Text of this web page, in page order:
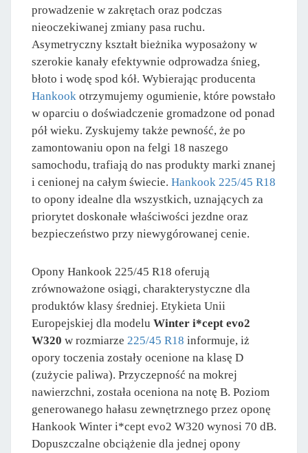
prowadzenie w zakrętach oraz podczas
nieoczekiwanej zmiany pasa ruchu.
Asymetryczny kształt bieżnika wyposażony w
szerokie kanały efektywnie odprowadza śnieg,
błoto i wodę spod kół. Wybierając producenta
Hankook otrzymujemy ogumienie, które powstało
w oparciu o doświadczenie gromadzone od ponad
pół wieku. Zyskujemy także pewność, że po
zamontowaniu opon na felgi 18 naszego
samochodu, trafiają do nas produkty marki znanej
i cenionej na całym świecie. Hankook 225/45 R18
to opony idealne dla wszystkich, uznających za
priorytet doskonałe właściwości jezdne oraz
bezpieczeństwo przy niewygórowanej cenie.
Opony Hankook 225/45 R18 oferują
zrównoważone osiągi, charakterystyczne dla
produktów klasy średniej. Etykieta Unii
Europejskiej dla modelu Winter i*cept evo2
W320 w rozmiarze 225/45 R18 informuje, iż
opory toczenia zostały ocenione na klasę D
(zużycie paliwa). Przyczepność na mokrej
nawierzchni, została oceniona na notę B. Poziom
generowanego hałasu zewnętrznego przez oponę
Hankook Winter i*cept evo2 W320 wynosi 70 dB.
Dopuszczalne obciążenie dla jednej opony